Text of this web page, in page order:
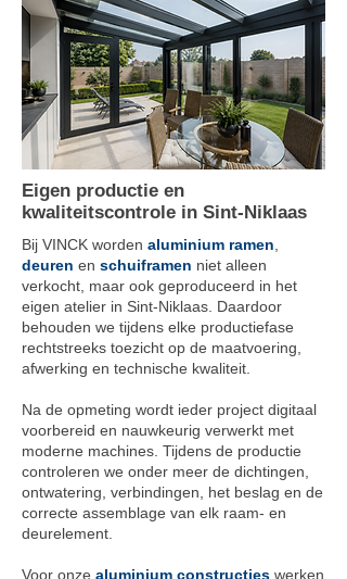
Eigen productie en
kwaliteitscontrole in Sint-Niklaas
Bij VINCK worden aluminium ramen
deuren en schuiframen niet alleen
verkocht, maar ook geproduceerd in het
eigen atelier in Sint-Niklaas. Daardoor
behouden we tijdens elke productiefase
rechtstreeks toezicht op de maatvoering,
afwerking en technische kwaliteit.
Na de opmeting wordt ieder project digitaal
voorbereid en nauwkeurig verwerkt met
moderne machines. Tijdens de productie
controleren we onder meer de dichtingen,
ontwatering, verbindingen, het beslag en de
correcte assemblage van elk raam- en
deurelement.
Voor onze aluminium constructies werken